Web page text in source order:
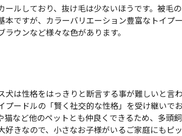
ールしており、抜け毛は少ないほうです。被毛
本ですが、カラーバリエーション豊富なトイプ
ウンなど様々な色があります。
犬は性格をはっきりと断言する事が難しいと言
プードルの「賢く社交的な性格」を受け継いで
猫など他のペットとも仲良くできるため、多頭
きなので、小さなお子様がいるご家庭にもピッ